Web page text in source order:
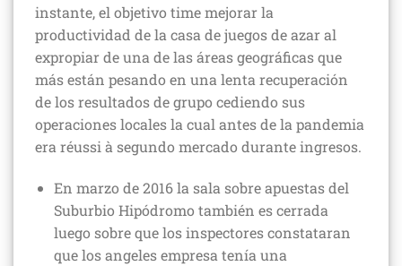
instante, el objetivo time mejorar la
productividad de la casa de juegos de azar al
expropiar de una de las áreas geográficas que
más están pesando en una lenta recuperación
de los resultados de grupo cediendo sus
operaciones locales la cual antes de la pandemia
era réussi à segundo mercado durante ingresos.
En marzo de 2016 la sala sobre apuestas del
Suburbio Hipódromo también es cerrada
luego sobre que los inspectores constataran
que los angeles empresa tenía una